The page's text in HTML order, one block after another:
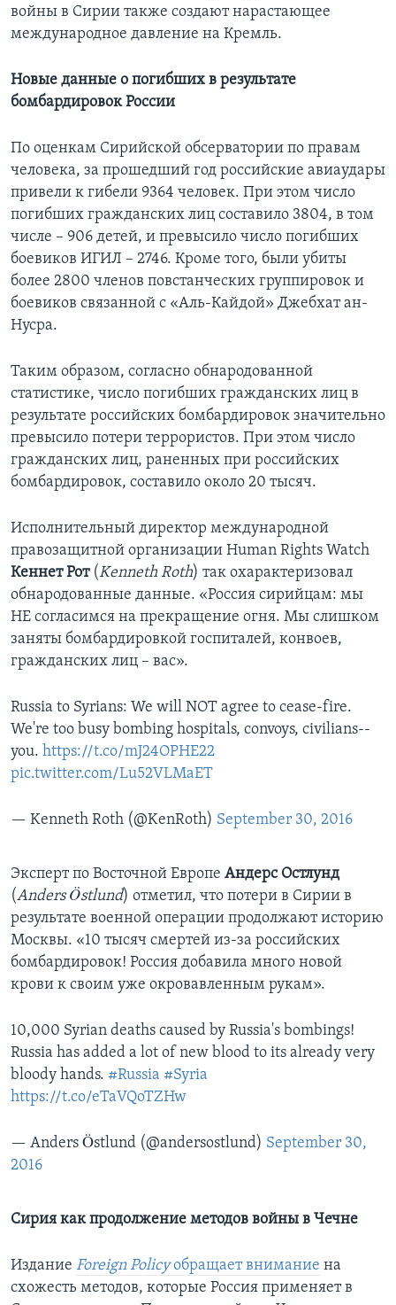
войны в Сирии также создают нарастающее
международное давление на Кремль.
Новые данные о погибших в результате
бомбардировок России
По оценкам Сирийской обсерватории по правам
человека, за прошедший год российские авиаудары
привели к гибели 9364 человек. При этом число
погибших гражданских лиц составило 3804, в том
числе – 906 детей, и превысило число погибших
боевиков ИГИЛ – 2746. Кроме того, были убиты
более 2800 членов повстанческих группировок и
боевиков связанной с «Аль-Кайдой» Джебхат ан-
Нусра.
Таким образом, согласно обнародованной
статистике, число погибших гражданских лиц в
результате российских бомбардировок значительно
превысило потери террористов. При этом число
гражданских лиц, раненных при российских
бомбардировок, составило около 20 тысяч.
Исполнительный директор международной
правозащитной организации Human Rights Watch
Кеннет Рот(Kenneth Roth) так охарактеризовал
обнародованные данные. «Россия сирийцам: мы
НЕ согласимся на прекращение огня. Мы слишком
заняты бомбардировкой госпиталей, конвоев,
гражданских лиц – вас».
Russia to Syrians: We will NOT agree to cease-fire.
We're too busy bombing hospitals, convoys, civilians--
you. https://t.co/mJ24OPHE22
pic.twitter.com/Lu52VLMaET
— Kenneth Roth (@KenRoth) September 30, 2016
Эксперт по Восточной Европе Андерс Остлунд
(Anders Östlund) отметил, что потери в Сирии в
результате военной операции продолжают историю
Москвы. «10 тысяч смертей из-за российских
бомбардировок! Россия добавила много новой
крови к своим уже окровавленным рукам».
10,000 Syrian deaths caused by Russia's bombings!
Russia has added a lot of new blood to its already very
bloody hands. #Russia #Syria
https://t.co/eTaVQoTZHw
— Anders Östlund (@andersostlund) September 30,
2016
Сирия как продолжение методов войны в Чечне
Издание Foreign Policyобращает внимание на
схожесть методов, которые Россия применяет в